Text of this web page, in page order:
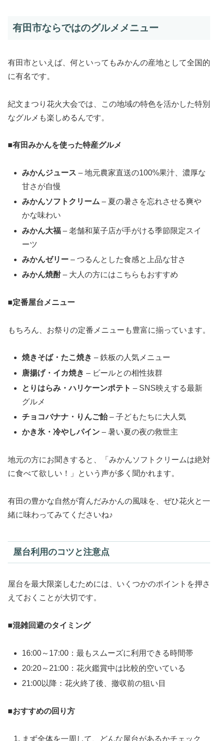
有田市ならではのグルメメニュー
有田市といえば、何といってもみかんの産地として全国的
に有名です。
紀文まつり花火大会では、この地域の特色を活かした特別
なグルメも楽しめるんです。
■有田みかんを使った特産グルメ
みかんジュース – 地元農家直送の100%果汁、濃厚な
甘さが自慢
みかんソフトクリーム – 夏の暑さを忘れさせる爽や
かな味わい
みかん大福 – 老舗和菓子店が手がける季節限定スイ
ーツ
みかんゼリー – つるんとした食感と上品な甘さ
みかん焼酎– 大人の方にはこちらもおすすめ
■定番屋台メニュー
もちろん、お祭りの定番メニューも豊富に揃っています。
焼きそば・たこ焼き – 鉄板の人気メニュー
唐揚げ・イカ焼き – ビールとの相性抜群
とりはらみ・ハリケーンポテト – SNS映えする最新
グルメ
チョコバナナ・りんご飴– 子どもたちに大人気
かき氷・冷やしパイン – 暑い夏の夜の救世主
地元の方にお聞きすると、「みかんソフトクリームは絶対
に食べて欲しい！」という声が多く聞かれます。
有田の豊かな自然が育んだみかんの風味を、ぜひ花火と一
緒に味わってみてくださいね♪
屋台利用のコツと注意点
屋台を最大限楽しむためには、いくつかのポイントを押さ
えておくことが大切です。
■混雑回避のタイミング
16:00～17:00：最もスムーズに利用できる時間帯
20:20～21:00：花火鑑賞中は比較的空いている
21:00以降：花火終了後、撤収前の狙い目
■おすすめの回り方
まず全体を一周して、どんな屋台があるかチェック